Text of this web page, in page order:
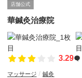
店舗公式
華鍼灸治療院
3.29
マッサージ 鍼灸